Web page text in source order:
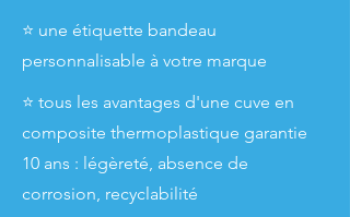
⭐ une étiquette bandeau
personnalisable à votre marque
⭐ tous les avantages d'une cuve en
composite thermoplastique garantie
10 ans : légèreté, absence de
corrosion, recyclabilité